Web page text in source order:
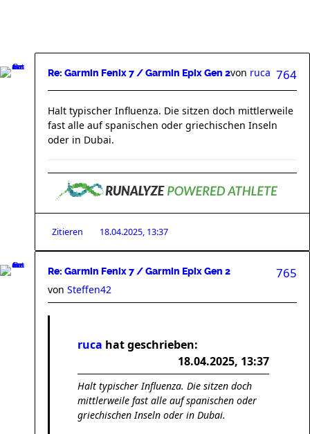
Re: Garmin Fenix 7 / Garmin Epix Gen 2 764
von ruca
Halt typischer Influenza. Die sitzen doch mittlerweile
fast alle auf spanischen oder griechischen Inseln
oder in Dubai.
Zitieren 18.04.2025, 13:37
Re: Garmin Fenix 7 / Garmin Epix Gen 2 765
von Steffen42
ruca hat geschrieben:
18.04.2025, 13:37
Halt typischer Influenza. Die sitzen doch
mittlerweile fast alle auf spanischen oder
griechischen Inseln oder in Dubai.